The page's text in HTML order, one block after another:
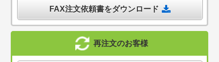
FAX注文依頼書をダウンロード
再注文のお客様